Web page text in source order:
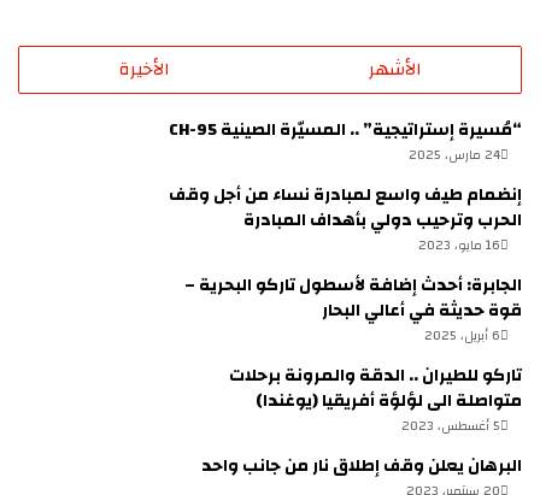
الأشهر الأخيرة
“مُسيرة إستراتيجية” .. المسيّرة الصينية CH-95
24 مارس، 2025
إنضمام طيف واسع لمبادرة نساء من أجل وقف
الحرب وترحيب دولي بأهداف المبادرة
16 مايو، 2023
الجابرة: أحدث إضافة لأسطول تاركو البحرية –
قوة حديثة في أعالي البحار
6 أبريل، 2025
تاركو للطيران .. الدقة والمرونة برحلات
متواصلة الى لؤلؤة أفريقيا (يوغندا)
5 أغسطس، 2023
البرهان يعلن وقف إطلاق نار من جانب واحد